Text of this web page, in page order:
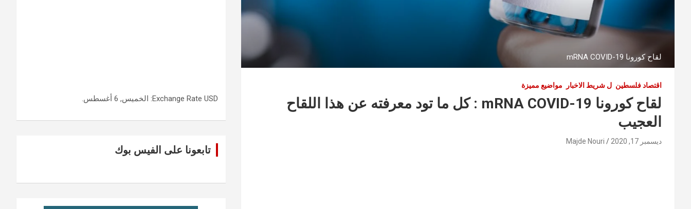
لقاح كورونا mRNA COVID-19
اقتصاد فلسطين ل شريط الاخبار مواضيع مميزة
لقاح كورونا mRNA COVID-19 : كل ما تود معرفته عن هذا اللقاح
العجيب
ديسمبر 17, 2020 Majde Nouri
Exchange Rate USD : الخميس, 6 أغسطس.
تابعونا على الفيس بوك